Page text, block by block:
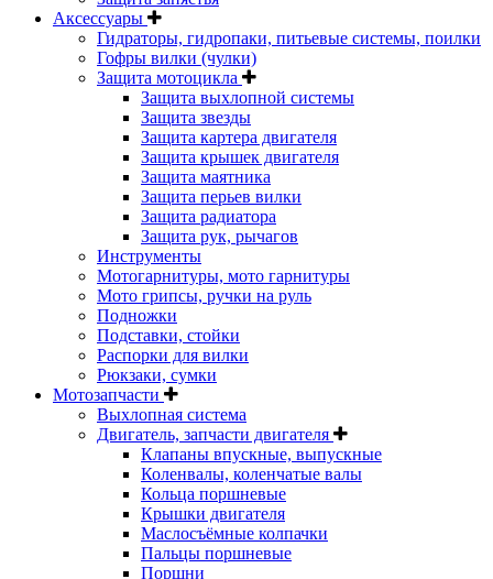
Аксессуары
Гидраторы, гидропаки, питьевые системы, поилки
Гофры вилки (чулки)
Защита мотоцикла
Защита выхлопной системы
Защита звезды
Защита картера двигателя
Защита крышек двигателя
Защита маятника
Защита перьев вилки
Защита радиатора
Защита рук, рычагов
Инструменты
Мотогарнитуры, мото гарнитуры
Мото грипсы, ручки на руль
Подножки
Подставки, стойки
Распорки для вилки
Рюкзаки, сумки
Мотозапчасти
Выхлопная система
Двигатель, запчасти двигателя
Клапаны впускные, выпускные
Коленвалы, коленчатые валы
Кольца поршневые
Крышки двигателя
Маслосъёмные колпачки
Пальцы поршневые
Поршни